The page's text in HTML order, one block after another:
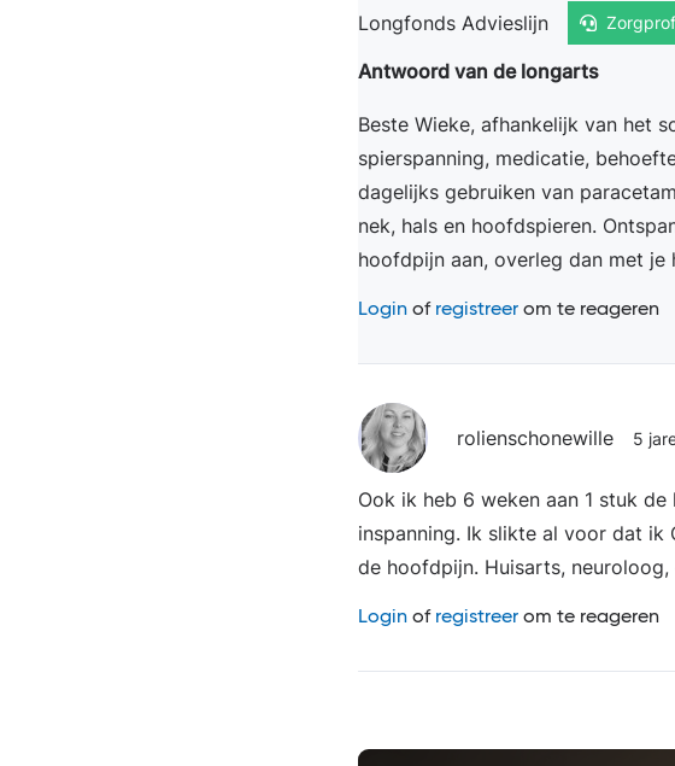
Longfonds Advieslijn
Antwoord van de longarts
Beste Wieke, afhankelijk van het
spierspanning, medicatie,
dagelijks gebruiken van
nek, hals en hoofdspieren.
hoofdpijn aan, overleg dan met je
Login of registreer om te reageren
rolienschonewille 5
Ook ik heb 6 weken aan 1 stuk
inspanning. Ik slikte al voor dat
de hoofdpijn. Huisarts,
Login of registreer om te reageren